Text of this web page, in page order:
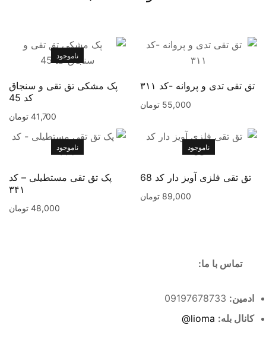
تق تقی تدی و پروانه -کد ۳۱۱
55,000 تومان
ناموجود
پک مشکی تق تقی و سنجاق
کد 45
41,700 تومان
ناموجود
تق تقی فلزی آویز دار کد 68
89,000 تومان
ناموجود
پک تق تقی مستطیلی – کد
۳۴۱
48,000 تومان
تماس با ما:
ادمین:
کانال بله: lioma@